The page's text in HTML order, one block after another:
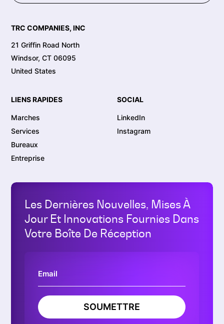
TRC COMPANIES, INC
21 Griffin Road North
Windsor, CT 06095
United States
LIENS RAPIDES
Marches
Services
Bureaux
Entreprise
SOCIAL
LinkedIn
Instagram
Les Dernières Nouvelles, Mises À
Jour Et Innovations Fournies Dans
Votre Boîte De Réception
SOUMETTRE